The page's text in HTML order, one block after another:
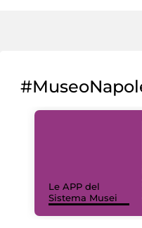
Le APP del
Sistema Musei